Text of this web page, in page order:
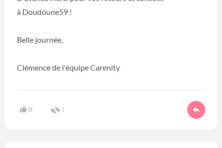
à Doudoune59 !
Belle journée,
Clémence de l'équipe Carenity
0 1